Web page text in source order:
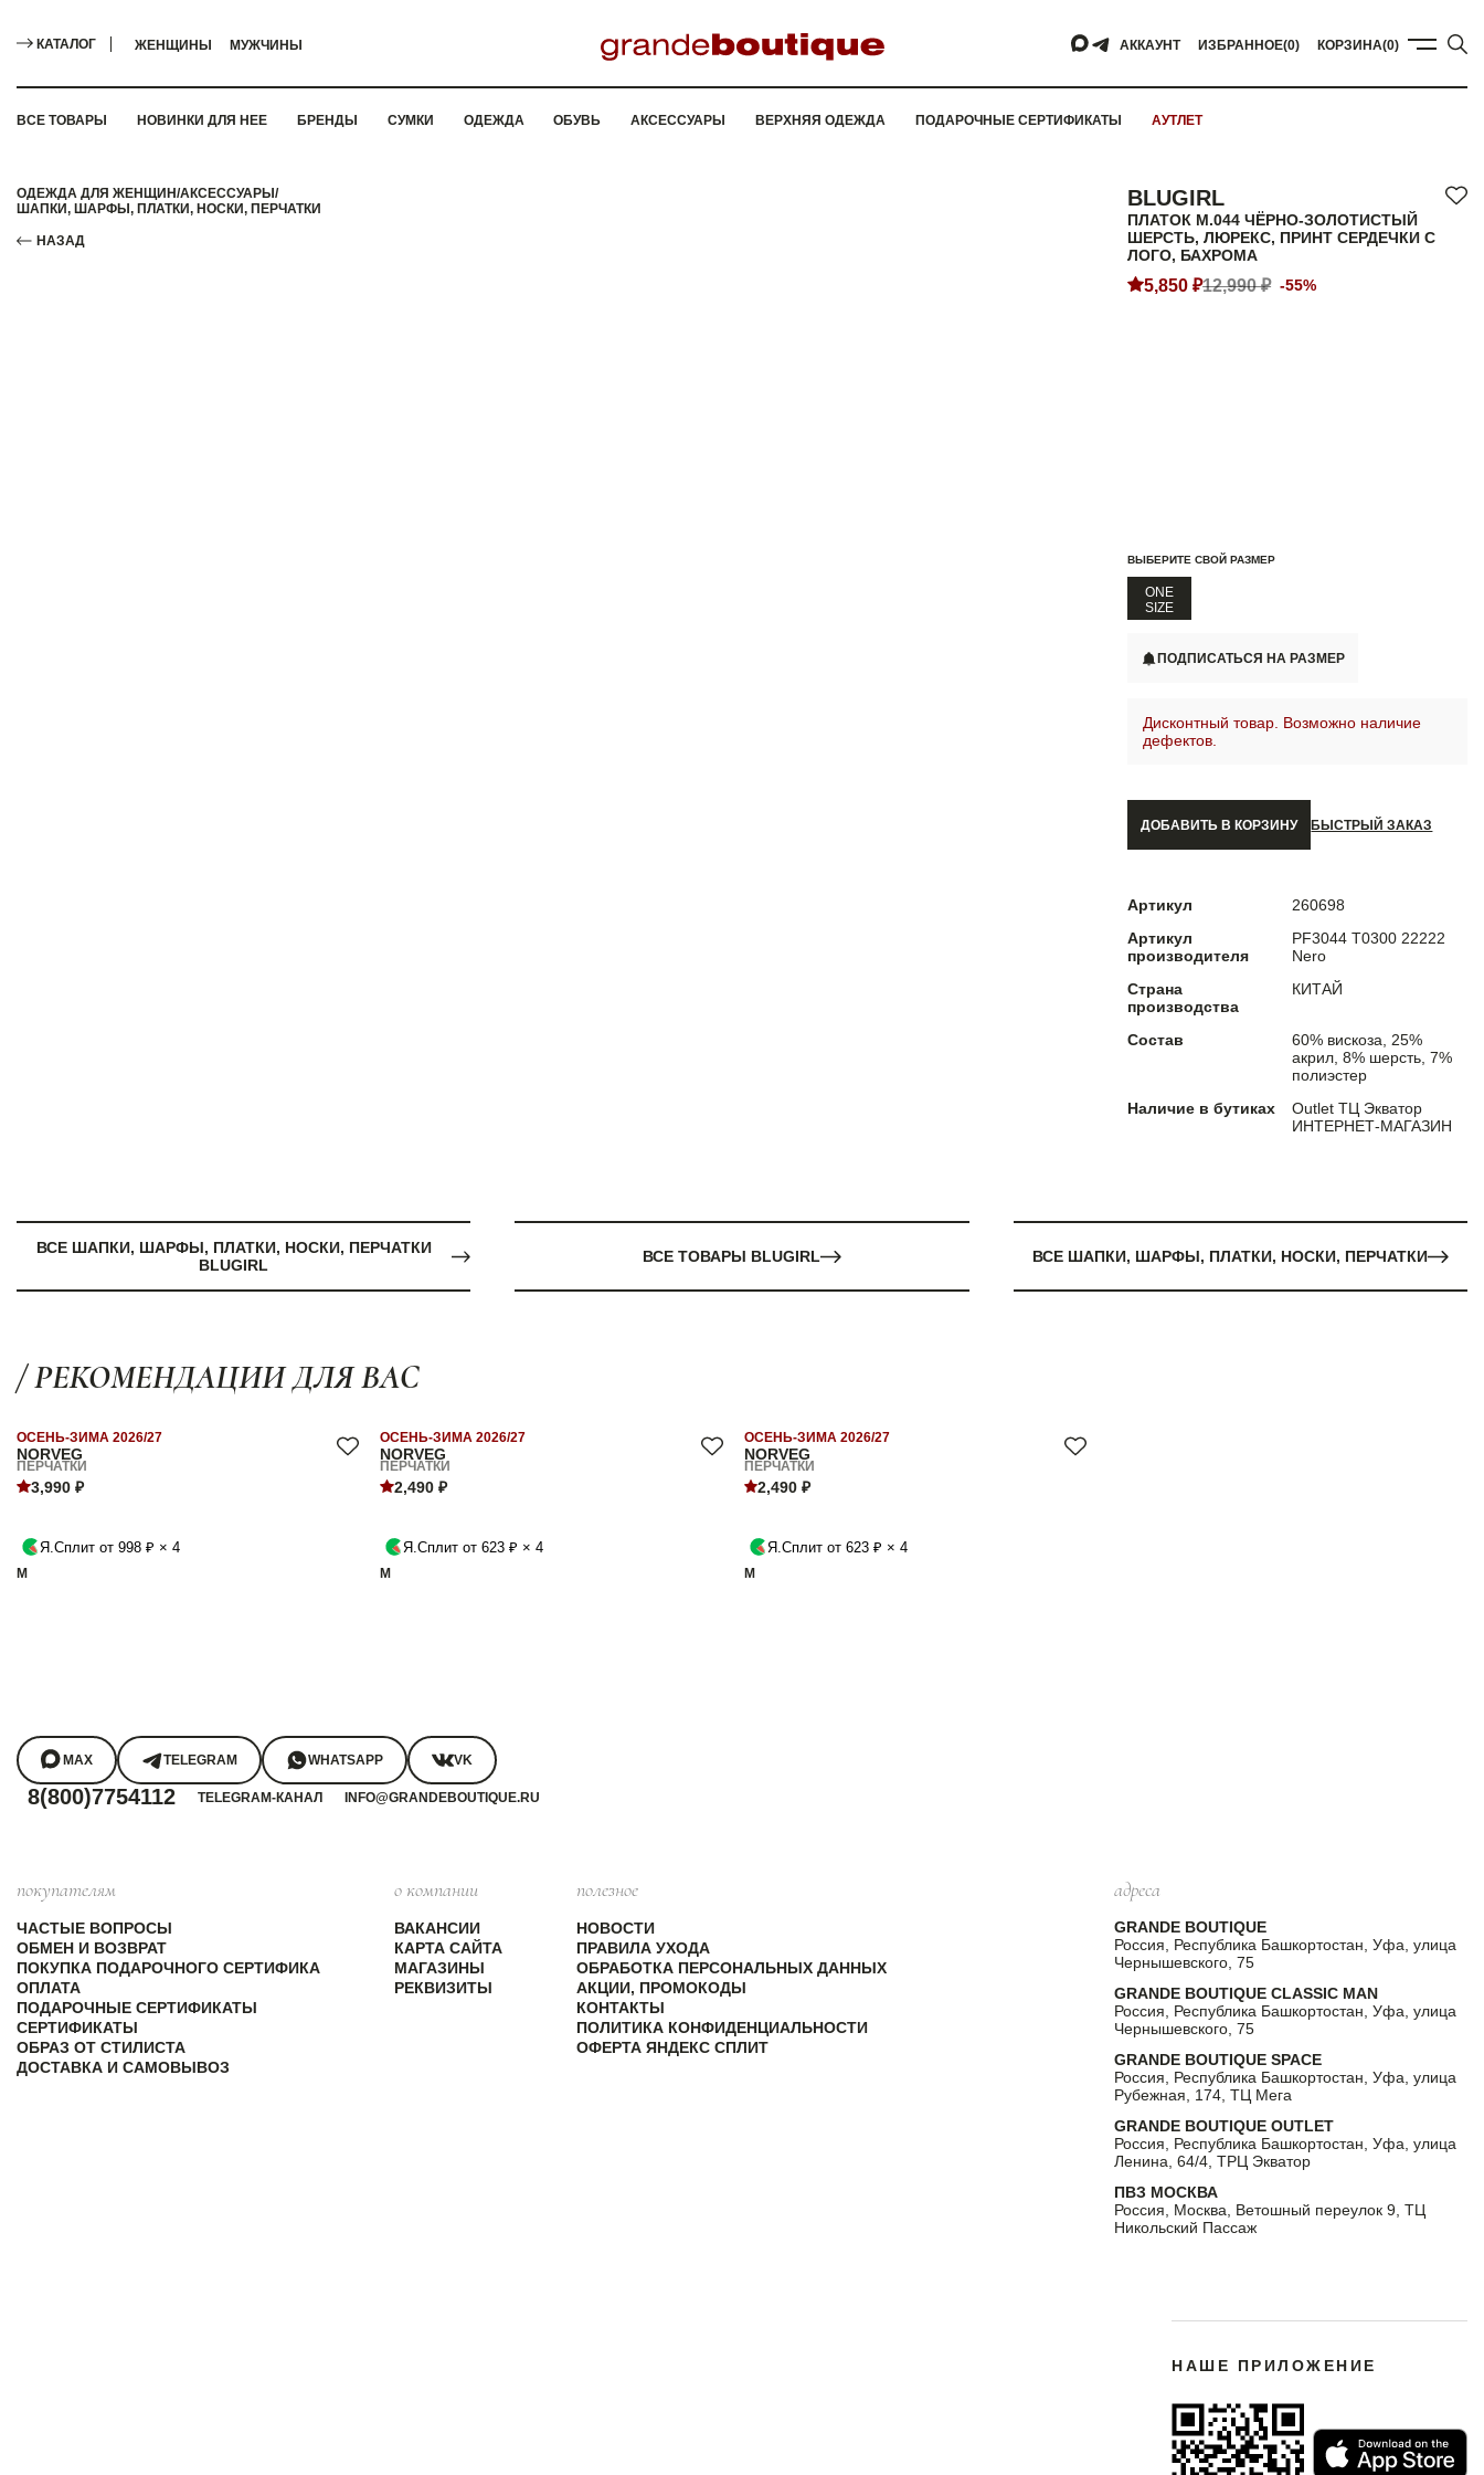
КАТАЛОГ ЖЕНЩИНЫ МУЖЧИНЫ АККАУНТ ИЗБРАННОЕ(0) КОРЗИНА(0)
ВСЕ ТОВАРЫ НОВИНКИ ДЛЯ НЕЕ БРЕНДЫ СУМКИ ОДЕЖДА ОБУВЬ АКСЕССУАРЫ ВЕРХНЯЯ ОДЕЖДА ПОДАРОЧНЫЕ СЕРТИФИКАТЫ АУТЛЕТ
ОДЕЖДА ДЛЯ ЖЕНЩИН/АКСЕССУАРЫ /
ШАПКИ, ШАРФЫ, ПЛАТКИ, НОСКИ, ПЕРЧАТКИ
НАЗАД
BLUGIRL
ПЛАТОК M.044 ЧЁРНО-ЗОЛОТИСТЫЙ
ШЕРСТЬ, ЛЮРЕКС, ПРИНТ СЕРДЕЧКИ С
ЛОГО, БАХРОМА
5,850 ₽12,990 ₽ -55%
ВЫБЕРИТЕ СВОЙ РАЗМЕР
ONE
SIZE
ПОДПИСАТЬСЯ НА РАЗМЕР
Дисконтный товар. Возможно наличие
дефектов.
ДОБАВИТЬ В КОРЗИНУ БЫСТРЫЙ ЗАКАЗ
Артикул
260698
Артикул
производителя
PF3044 T0300 22222
Nero
Страна
производства
КИТАЙ
Состав
60% вискоза, 25%
акрил, 8% шерсть, 7%
полиэстер
Наличие в бутиках
Outlet ТЦ Экватор
ИНТЕРНЕТ-МАГАЗИН
ВСЕ ШАПКИ, ШАРФЫ, ПЛАТКИ, НОСКИ, ПЕРЧАТКИ
BLUGIRL
ВСЕ ТОВАРЫ BLUGIRL ВСЕ ШАПКИ, ШАРФЫ, ПЛАТКИ, НОСКИ, ПЕРЧАТКИ
/ РЕКОМЕНДАЦИИ ДЛЯ ВАС
NORVEG
ОСЕНЬ-ЗИМА 2026/27
ПЕРЧАТКИ
3,990 ₽
Я.Сплит от 998 ₽ × 4
M
NORVEG
ОСЕНЬ-ЗИМА 2026/27
ПЕРЧАТКИ
2,490 ₽
Я.Сплит от 623 ₽ × 4
M
NORVEG
ОСЕНЬ-ЗИМА 2026/27
ПЕРЧАТКИ
2,490 ₽
Я.Сплит от 623 ₽ × 4
M
MAX TELEGRAM WHATSAPP VK
8(800)7754112 TELEGRAM-КАНАЛ INFO@GRANDEBOUTIQUE.RU
покупателям
ЧАСТЫЕ ВОПРОСЫ
ОБМЕН И ВОЗВРАТ
ПОКУПКА ПОДАРОЧНОГО СЕРТИФИКА
ОПЛАТА
ПОДАРОЧНЫЕ СЕРТИФИКАТЫ
СЕРТИФИКАТЫ
ОБРАЗ ОТ СТИЛИСТА
ДОСТАВКА И САМОВЫВОЗ
о компании
ВАКАНСИИ
КАРТА САЙТА
МАГАЗИНЫ
РЕКВИЗИТЫ
полезное
НОВОСТИ
ПРАВИЛА УХОДА
ОБРАБОТКА ПЕРСОНАЛЬНЫХ ДАННЫХ
АКЦИИ, ПРОМОКОДЫ
КОНТАКТЫ
ПОЛИТИКА КОНФИДЕНЦИАЛЬНОСТИ
ОФЕРТА ЯНДЕКС СПЛИТ
адреса
GRANDE BOUTIQUE
Россия, Республика Башкортостан, Уфа, улица
Чернышевского, 75
GRANDE BOUTIQUE CLASSIC MAN
Россия, Республика Башкортостан, Уфа, улица
Чернышевского, 75
GRANDE BOUTIQUE SPACE
Россия, Республика Башкортостан, Уфа, улица
Рубежная, 174, ТЦ Мега
GRANDE BOUTIQUE OUTLET
Россия, Республика Башкортостан, Уфа, улица
Ленина, 64/4, ТРЦ Экватор
ПВЗ МОСКВА
Россия, Москва, Ветошный переулок 9, ТЦ
Никольский Пассаж
НАШЕ ПРИЛОЖЕНИЕ